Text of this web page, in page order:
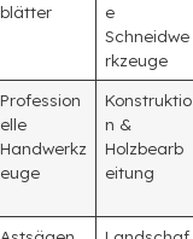
blätter
e
Schneidwe
rkzeuge
Profession
elle
Handwerkz
euge
Konstruktio
n &
Holzbearb
eitung